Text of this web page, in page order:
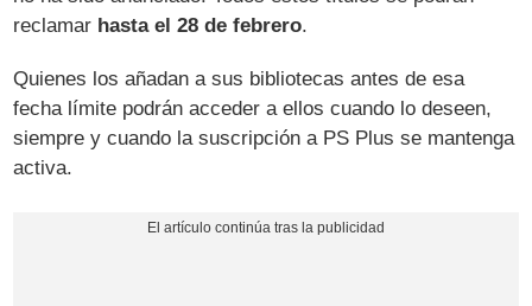
reclamar hasta el 28 de febrero.
Quienes los añadan a sus bibliotecas antes de esa
fecha límite podrán acceder a ellos cuando lo deseen,
siempre y cuando la suscripción a PS Plus se mantenga
activa.